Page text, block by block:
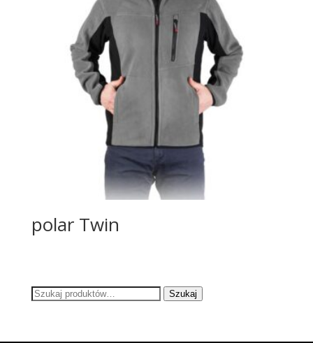
polar Twin
Szukaj: Szukaj